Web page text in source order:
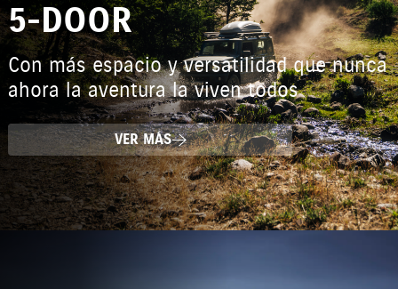
5-DOOR
Con más espacio y versatilidad que nunca
ahora la aventura la viven todos
VER MÁS